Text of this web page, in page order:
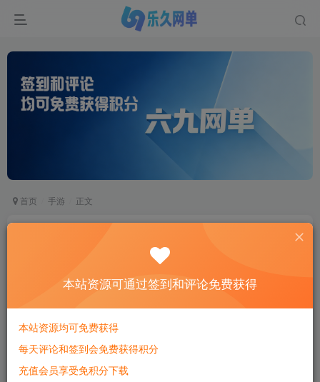
首页 手游 正文
六九网单
2个月前更新
关注
0 9298 517
此内容为付费资源，请付费后查看
付费资源
本站资源可通过签到和评论免费获得
本站资源均可免费获得
每天评论和签到会免费获得积分
充值会员享受免积分下载